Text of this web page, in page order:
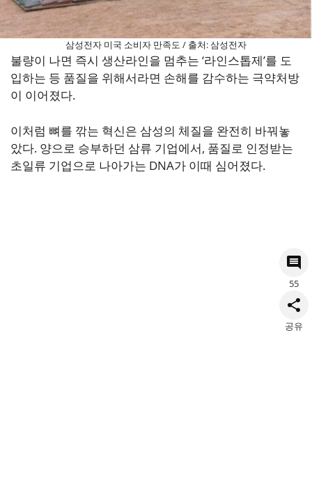
삼성전자 미국 소비자 만족도 / 출처: 삼성전자
불량이 나면 즉시 생산라인을 멈추는 ‘라인스톱제’를 도
입하는 등 품질을 위해서라면 손해를 감수하는 극약처방
이 이어졌다.
이처럼 뼈를 깎는 혁신은 삼성의 체질을 완전히 바꿔놓
았다. 양으로 승부하던 삼류 기업에서, 품질로 인정받는
초일류 기업으로 나아가는 DNA가 이때 심어졌다.
55
공유